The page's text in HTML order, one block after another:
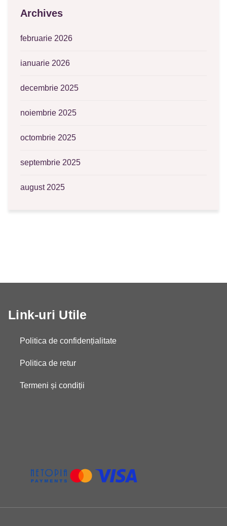
Archives
februarie 2026
ianuarie 2026
decembrie 2025
noiembrie 2025
octombrie 2025
septembrie 2025
august 2025
Link-uri Utile
Politica de confidențialitate
Politica de retur
Termeni și condiții